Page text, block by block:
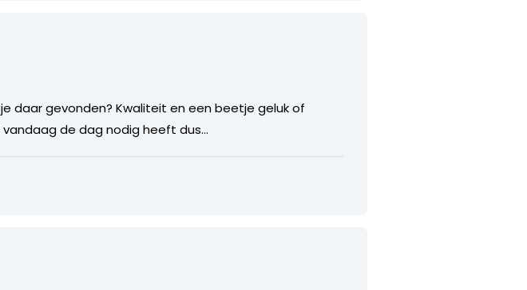
daar gevonden? Kwaliteit en een beetje geluk of
de dag nodig heeft dus…